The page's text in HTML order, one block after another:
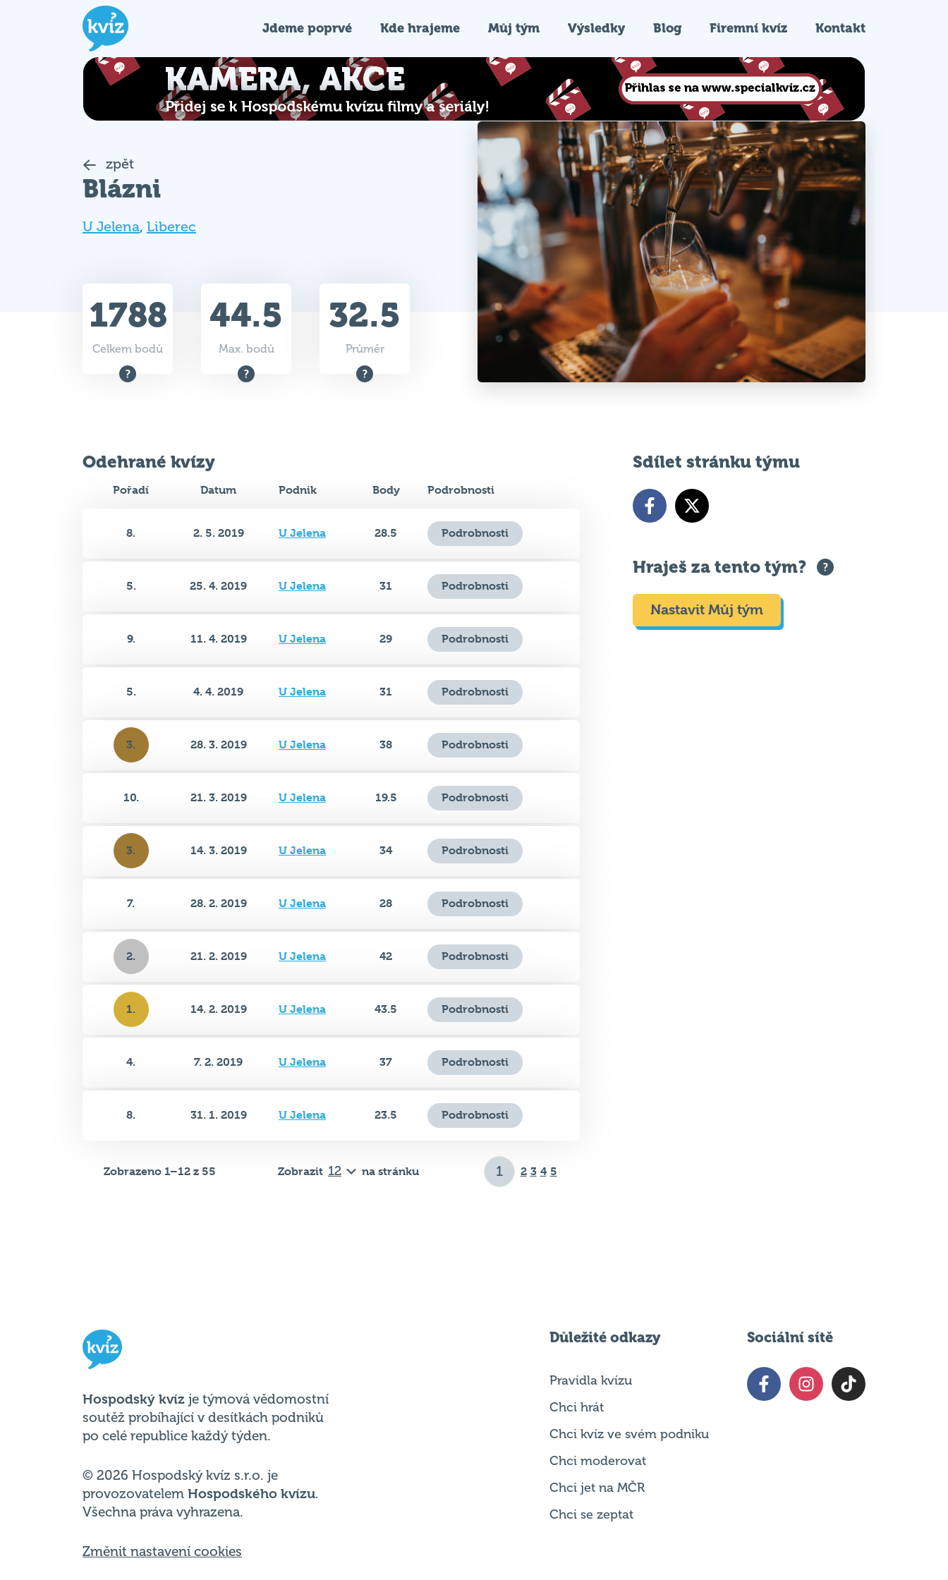
Jdeme poprvé Kde hrajeme Můj tým Výsledky Blog Firemní kvíz Kontakt
zpět
Blázni
U Jelena, Liberec
1788
Celkem bodů
44.5
Max. bodů
32.5
Průměr
Odehrané kvízy
Pořadí Datum Podnik Body Podrobnosti
8. 2. 5. 2019 U Jelena 28.5 Podrobnosti
5. 25. 4. 2019 U Jelena 31 Podrobnosti
9. 11. 4. 2019 U Jelena 29 Podrobnosti
5. 4. 4. 2019 U Jelena 31 Podrobnosti
3. 28. 3. 2019 U Jelena 38 Podrobnosti
10. 21. 3. 2019 U Jelena 19.5 Podrobnosti
3. 14. 3. 2019 U Jelena 34 Podrobnosti
7. 28. 2. 2019 U Jelena 28 Podrobnosti
2. 21. 2. 2019 U Jelena 42 Podrobnosti
1. 14. 2. 2019 U Jelena 43.5 Podrobnosti
4. 7. 2. 2019 U Jelena 37 Podrobnosti
8. 31. 1. 2019 U Jelena 23.5 Podrobnosti
Zobrazeno 1–12 z 55 Zobrazit na stránku 2 3 4 5
Sdílet stránku týmu
Hraješ za tento tým?
Nastavit Můj tým
Hospodský kvíz je týmová vědomostní
soutěž probíhající v desítkách podniků
po celé republice každý týden.
© 2026 Hospodský kvíz s.r.o. je
provozovatelem Hospodského kvízu.
Všechna práva vyhrazena.
Změnit nastavení cookies
Důležité odkazy
Pravidla kvízu
Chci hrát
Chci kvíz ve svém podniku
Chci moderovat
Chci jet na MČR
Chci se zeptat
Sociální sítě